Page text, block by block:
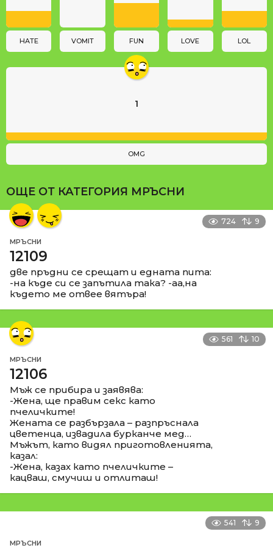
i
o
HATE VOMIT FUN LOVE LOL
1
OMG
ОЩЕ ОТ КАТЕГОРИЯ МРЪСНИ
724 9
МРЪСНИ
12109
две пръдни се срещат и едната пита:
-на къде си се запътила така? -аа,на
където ме отвее вятъра!
561 10
МРЪСНИ
12106
Мъж се прибира и заявява:
-Жена, ще правим секс като
пчеличките!
Жената се разбързала – разпръснала
цветенца, извадила бурканче мед…
Мъжът, като видял приготовленията,
казал:
-Жена, казах като пчеличките –
кацваш, смучиш и отлиташ!
541 9
МРЪСНИ